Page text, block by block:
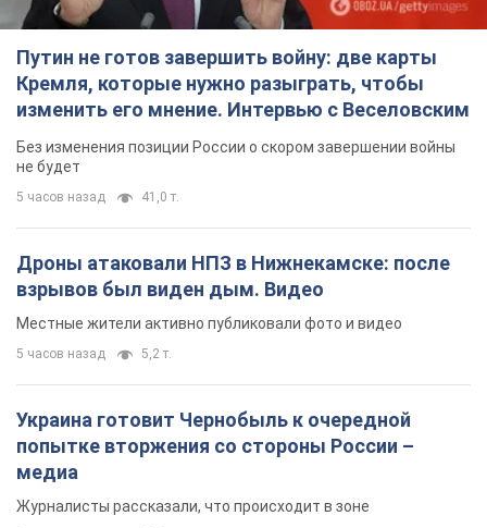
Путин не готов завершить войну: две карты
Кремля, которые нужно разыграть, чтобы
изменить его мнение. Интервью с Веселовским
Без изменения позиции России о скором завершении войны
не будет
5 часов назад 41,0 т.
Дроны атаковали НПЗ в Нижнекамске: после
взрывов был виден дым. Видео
Местные жители активно публиковали фото и видео
5 часов назад 5,2 т.
Украина готовит Чернобыль к очередной
попытке вторжения со стороны России –
медиа
Журналисты рассказали, что происходит в зоне